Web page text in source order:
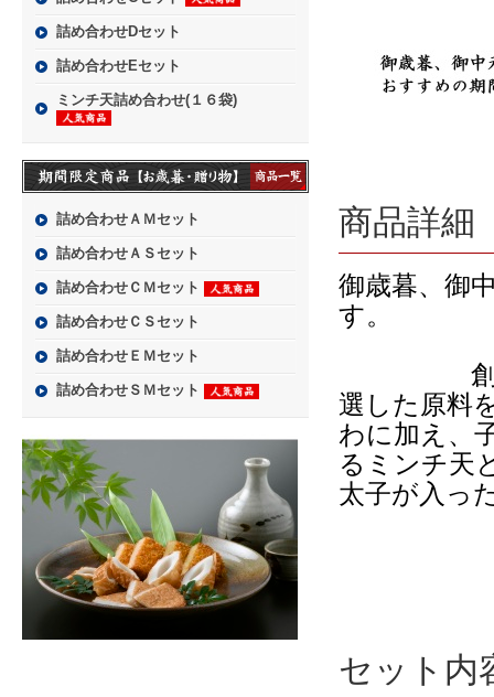
詰め合わせDセット
詰め合わせEセット
ミンチ天詰め合わせ(１６袋)
詰め合わせＡＭセット
詰め合わせＡＳセット
詰め合わせＣＭセット
詰め合わせＣＳセット
詰め合わせＥＭセット
詰め合わせＳＭセット
商品詳細
御歳暮、御
創業当時
選した原料
わに加え、
るミンチ天
太子
セット内